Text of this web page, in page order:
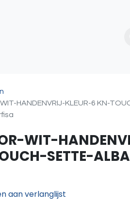
HANDENVRIJ-KLEUR-6 KN-
WIT-
SETTE-
aan verlanglijst